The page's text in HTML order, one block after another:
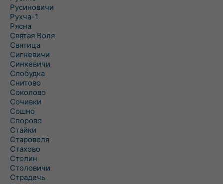
Русиновичи
Рухча-1
Рясна
Святая Воля
Святица
Сигневичи
Синкевичи
Слобудка
Снитово
Соколово
Сочивки
Сошно
Спорово
Стайки
Староволя
Стахово
Столин
Столовичи
Страдечь